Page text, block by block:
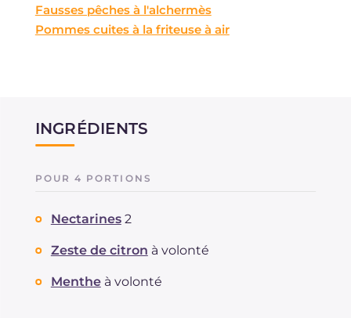
Fausses pêches à l'alchermès
Pommes cuites à la friteuse à air
INGRÉDIENTS
POUR 4 PORTIONS
Nectarines 2
Zeste de citron à volonté
Menthe à volonté